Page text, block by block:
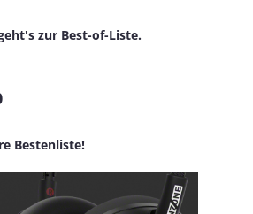
zur Best-of-Liste.
Bestenliste!